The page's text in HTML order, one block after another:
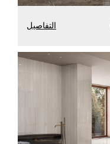
التفاصيل